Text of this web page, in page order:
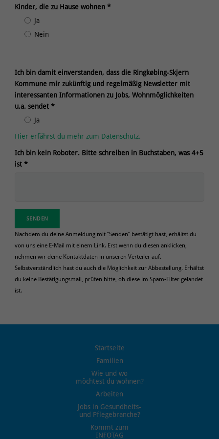
Schlosser/-in
Schweißer/-in
Stahl- und Betonbauer
Werkzeugmechaniker/-in
Zimmerer/-in
Hochbaufacharbeiter/-in
Immobilienmakler/-in
Ingenieur/-in
Lager/Logistik (Branche)
Marketing (Branche)
Technischer Zeichner/-in
Tierarzt/-ärztin
Tiermedizinische Fachangestellte/r
Kinder, die zu Hause wohnen *
Ja
Nein
Ich bin damit einverstanden, dass die Ringkøbing-Skjern
Kommune mir zukünftig und regelmäßig Newsletter mit
interessanten Informationen zu Jobs, Wohnmöglichkeiten
u.a. sendet *
Ja
Hier erfährst du mehr zum Datenschutz.
Ich bin kein Roboter. Bitte schreiben in Buchstaben, was 4+5
ist *
Nachdem du deine Anmeldung mit ”Senden” bestätigt hast, erhältst du
von uns eine E-Mail mit einem Link. Erst wenn du diesen anklicken,
nehmen wir deine Kontaktdaten in unseren Verteiler auf.
Selbstverständlich hast du auch die Möglichkeit zur Abbestellung. Erhältst
du keine Bestätigungsmail, prüfen bitte, ob diese im Spam-Filter gelandet
ist.
Startseite
Familien
Wie und wo
möchtest du wohnen?
Arbeiten
Jobs in Gesundheits-
und Pflegebranche?
Kommt zum
INFOTAG